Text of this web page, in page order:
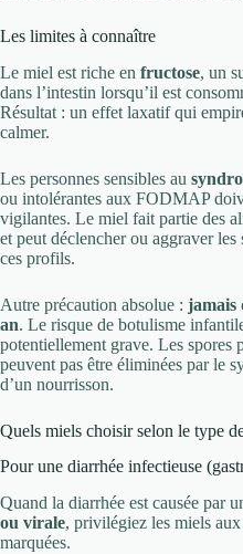
Les limites à connaître
Le miel est riche en fructose, un
dans l’intestin lorsqu’il est
Résultat : un effet laxatif qui
calmer.
Les personnes sensibles au
ou intolérantes aux FODMAP
vigilantes. Le miel fait partie des
et peut déclencher ou aggraver
ces profils.
Autre précaution absolue : jamais
an. Le risque de botulisme
potentiellement grave. Les spores
peuvent pas être éliminées par le
d’un nourrisson.
Quels miels choisir selon le type
Pour une diarrhée infectieuse
Quand la diarrhée est causée par
ou virale, privilégiez les miels
marquées.